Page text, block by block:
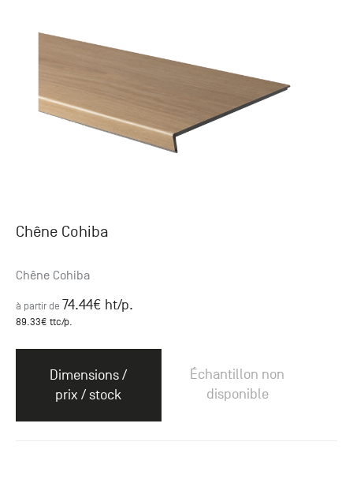
Chêne Cohiba
Chêne Cohiba
à partir de 74.44€ ht/p.
89.33€ ttc/p.
Dimensions /
prix / stock
Échantillon non
disponible